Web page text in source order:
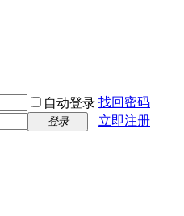
自动登录 找回密码
登录
立即注册